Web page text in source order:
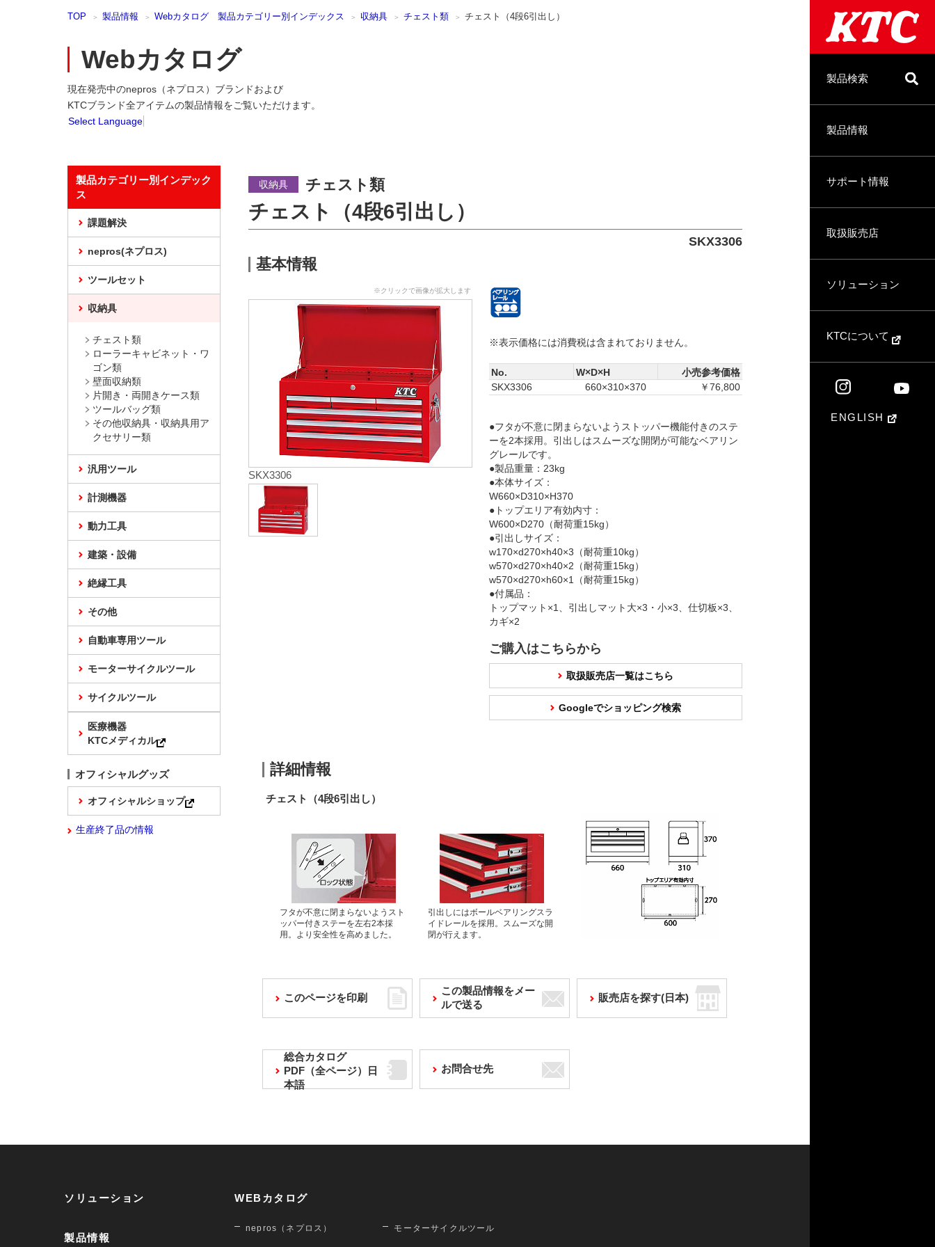
製品検索
製品情報
サポート情報
取扱販売店
ソリューション
KTCについて
ENGLISH
TOP 製品情報 Webカタログ 製品カテゴリー別インデックス 収納具 チェスト類 チェスト（4段6引出し）
Webカタログ
現在発売中のnepros（ネプロス）ブランドおよび
KTCブランド全アイテムの製品情報をご覧いただけます。
Select Language
収納具 チェスト類
チェスト（4段6引出し）
SKX3306
基本情報
※クリックで画像が拡大します
SKX3306
※表示価格には消費税は含まれておりません。
No. W×D×H
小売参考価格
SKX3306
660×310×370 ￥76,800
●フタが不意に閉まらないようストッパー機能付きのステ
ーを2本採用。引出しはスムーズな開閉が可能なベアリン
グレールです。
●製品重量：23kg
●本体サイズ：
W660×D310×H370
●トップエリア有効内寸：
W600×D270（耐荷重15kg）
●引出しサイズ：
w170×d270×h40×3（耐荷重10kg）
w570×d270×h40×2（耐荷重15kg）
w570×d270×h60×1（耐荷重15kg）
●付属品：
トップマット×1、引出しマット大×3・小×3、仕切板×3、
カギ×2
ご購入はこちらから
取扱販売店一覧はこちら
Googleでショッピング検索
詳細情報
チェスト（4段6引出し）
フタが不意に閉まらないようスト
ッパー付きステーを左右2本採
用。より安全性を高めました。
引出しにはボールベアリングスラ
イドレールを採用。スムーズな開
閉が行えます。
このページを印刷
この製品情報をメー
ルで送る
販売店を探す(日本)
総合カタログ
PDF（全ページ）日
本語
お問合せ先
製品カテゴリー別インデック
ス
課題解決
nepros(ネプロス)
ツールセット
収納具
チェスト類
ローラーキャビネット・ワ
ゴン類
壁面収納類
片開き・両開きケース類
ツールバッグ類
その他収納具・収納具用ア
クセサリー類
汎用ツール
計測機器
動力工具
建築・設備
絶縁工具
その他
自動車専用ツール
モーターサイクルツール
サイクルツール
医療機器
KTCメディカル
オフィシャルグッズ
オフィシャルショップ
生産終了品の情報
ソリューション
製品情報
WEBカタログ
nepros（ネプロス） モーターサイクルツール